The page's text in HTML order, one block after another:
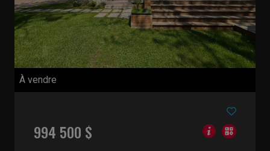
À vendre
994 500 $